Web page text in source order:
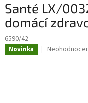
Santé LX/
domácí
6590/42
Novinka
Průměrné